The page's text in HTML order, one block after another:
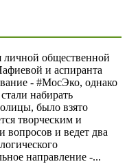
личной общественной
и аспиранта
- #МосЭко, однако
набирать
было взято
творческим и
и ведет два
направление -...